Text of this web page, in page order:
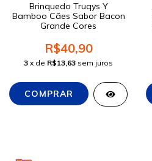
Brinquedo Truqys Y
Bamboo Cães Sabor Bacon
Grande Cores
R$40,90
3 x de R$13,63 sem juros